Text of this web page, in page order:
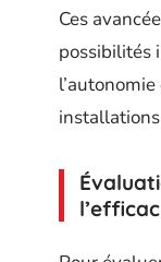
Ces
possibilités